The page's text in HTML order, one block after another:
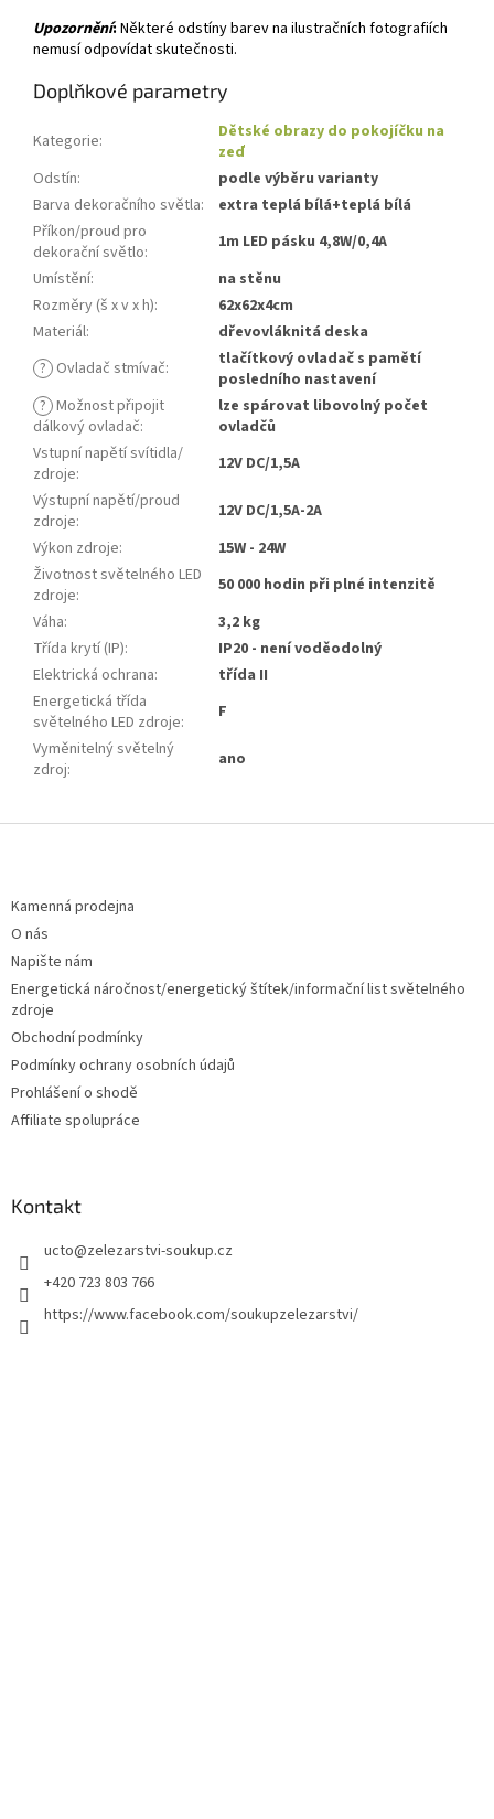
Upozornění: Některé odstíny barev na ilustračních fotografiích
nemusí odpovídat skutečnosti.
Doplňkové parametry
Kategorie:
Dětské obrazy do pokojíčku na
zeď
Odstín:
podle výběru varianty
Barva dekoračního světla:
extra teplá bílá+teplá bílá
Příkon/proud pro
dekorační světlo:
1m LED pásku 4,8W/0,4A
Umístění:
na stěnu
Rozměry (š x v x h):
62x62x4cm
Materiál:
dřevovláknitá deska
? Ovladač stmívač:
tlačítkový ovladač s pamětí
posledního nastavení
? Možnost připojit
dálkový ovladač:
lze spárovat libovolný počet
ovladčů
Vstupní napětí svítidla/
zdroje:
12V DC/1,5A
Výstupní napětí/proud
zdroje:
12V DC/1,5A-2A
Výkon zdroje:
15W - 24W
Životnost světelného LED
zdroje:
50 000 hodin při plné intenzitě
Váha:
3,2 kg
Třída krytí (IP):
IP20 - není voděodolný
Elektrická ochrana:
třída II
Energetická třída
světelného LED zdroje:
F
Vyměnitelný světelný
zdroj: ano
Kamenná prodejna
O nás
Napište nám
Energetická náročnost/energetický štítek/informační list světelného
zdroje
Obchodní podmínky
Podmínky ochrany osobních údajů
Prohlášení o shodě
Affiliate spolupráce
Kontakt
ucto@zelezarstvi-soukup.cz
+420 723 803 766
https://www.facebook.com/soukupzelezarstvi/